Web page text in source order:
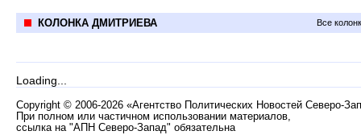
КОЛОНКА ДМИТРИЕВА Все
Loading...
Copyright © 2006-2026 «Агентство Политических Новостей Северо-
При полном или частичном использовании материалов,
ссылка на "АПН Северо-Запад" обязательна